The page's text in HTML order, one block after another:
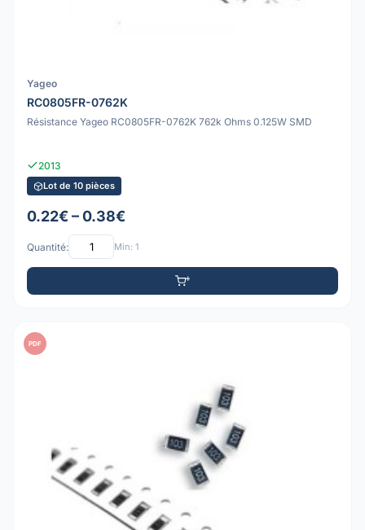
Yageo
RC0805FR-0762K
Résistance Yageo RC0805FR-0762K 762k Ohms 0.125W SMD
2013
Lot de 10 pièces
0.22€ – 0.38€
Quantité: Min: 1
PDF